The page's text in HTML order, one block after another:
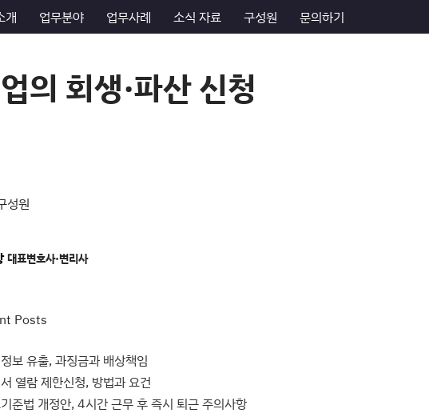
개 업무분야 업무사례 소식 자료 구성원
문의하기
의 회생·파산 신청
성원
대표변호사·변리사
Posts
보 유출, 과징금과 배상책임
열람 제한신청, 방법과 요건
준법 개정안, 4시간 근무 후 즉시 퇴근 주의사항